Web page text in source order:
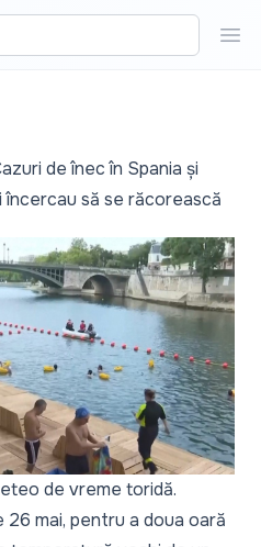
de înec în Spania și
încercau să se răcorească
de vreme toridă.
mai, pentru a doua oară